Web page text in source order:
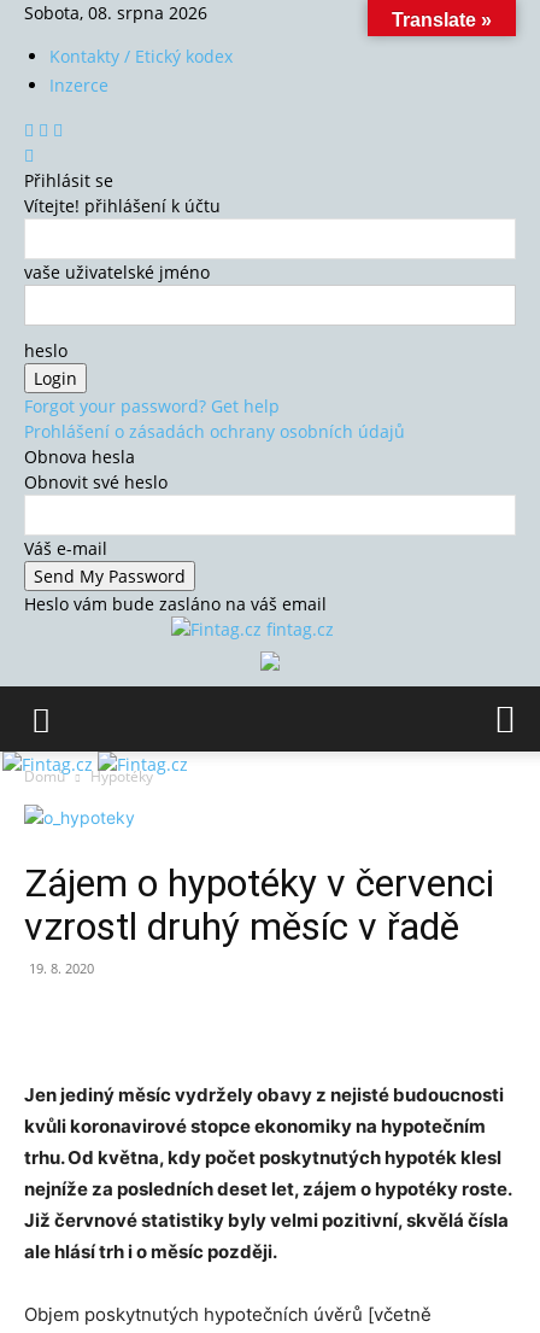
Sobota, 08. srpna 2026
Kontakty / Etický kodex
Inzerce
Přihlásit se
Vítejte! přihlášení k účtu
vaše uživatelské jméno
heslo
Forgot your password? Get help
Prohlášení o zásadách ochrany osobních údajů
Obnova hesla
Obnovit své heslo
Váš e-mail
Heslo vám bude zasláno na váš email
fintag.cz
Domů Hypotéky
Zájem o hypotéky v červenci
vzrostl druhý měsíc v řadě
19. 8. 2020
Jen jediný měsíc vydržely obavy z nejisté budoucnosti
kvůli koronavirové stopce ekonomiky na hypotečním
trhu. Od května, kdy počet poskytnutých hypoték klesl
nejníže za posledních deset let, zájem o hypotéky roste.
Již červnové statistiky byly velmi pozitivní, skvělá čísla
ale hlásí trh i o měsíc později.
Objem poskytnutých hypotečních úvěrů [včetně
Translate »